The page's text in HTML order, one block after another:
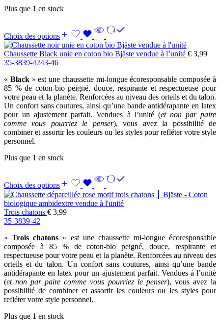
Plus que 1 en stock
Choix des options
Chaussette Black unie en coton bio Bjäste vendue à l’unité € 3,99
35-3839-4243-46
« Black» est une chaussette mi-longue écoresponsable composée à
85 % de coton-bio peigné, douce, respirante et respectueuse pour
votre peau et la planète. Renforcées au niveau des orteils et du talon.
Un confort sans coutures, ainsi qu’une bande antidérapante en latex
pour un ajustement parfait. Vendues à l’unité (et non par paire
comme vous pourriez le penser), vous avez la possibilité de
combiner et assortir les couleurs ou les styles pour refléter votre style
personnel.
Plus que 1 en stock
Choix des options
Trois chatons € 3,99
35-3839-42
«Trois chatons » est une chaussette mi-longue écoresponsable
composée à 85 % de coton-bio peigné, douce, respirante et
respectueuse pour votre peau et la planète. Renforcées au niveau des
orteils et du talon. Un confort sans coutures, ainsi qu’une bande
antidérapante en latex pour un ajustement parfait. Vendues à l’unité
(et non par paire comme vous pourriez le penser), vous avez la
possibilité de combiner et assortir les couleurs ou les styles pour
refléter votre style personnel.
Plus que 1 en stock